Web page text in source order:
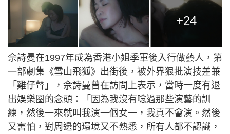
+24
佘詩曼在1997年成為香港小姐季軍後入行做藝人，第
一部劇集《雪山飛狐》出街後，被外界狠批演技差兼
「雞仔聲」，佘詩曼曾在訪問上表示，當時一度有退
出娛樂圈的念頭：「因為我沒有唸過那些演藝的訓
練，然後一來就叫我演一個女一，我真不會演。然後
又害怕，對周邊的環境又不熟悉，所有人都不認識，